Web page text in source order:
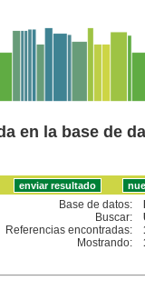
en la base de
Base de datos:
Buscar:
Referencias encontradas:
Mostrando: